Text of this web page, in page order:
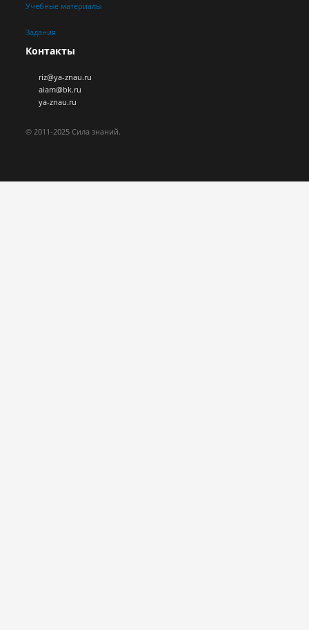
Учебные материалы
Задания
Контакты
riz@ya-znau.ru
aiam@bk.ru
ya-znau.ru
© 2011-2025 Сила знаний.